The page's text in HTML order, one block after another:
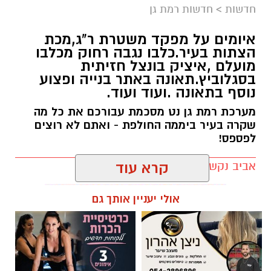
כל היודע דבר על מקום המצאו מתבקש לפנות
למוקד 100 של משטרת ישראל.
הצטרפו לקבוצת החדשות השקטה של רמת גן נט ב-
WhatsApp כל החדשות לחצו כאן
אביב נקש / 20:22 09.08.26
תגים:חדשות רמת גן
קרא עוד
אולי יעניין אותך גם
גן ״מומחה לעיצוב שיער,
החלקות, וצבעים״
ללקוחות חדשים